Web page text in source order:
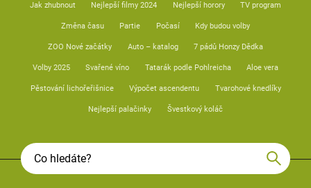
Jak zhubnout Nejlepší filmy 2024 Nejlepší horory TV program
Změna času Partie Počasí Kdy budou volby
ZOO Nové začátky Auto – katalog 7 pádů Honzy Dědka
Volby 2025 Svařené víno Tatarák podle Pohlreicha Aloe vera
Pěstování lichořeřišnice Výpočet ascendentu Tvarohové knedlíky
Nejlepší palačinky Švestkový koláč